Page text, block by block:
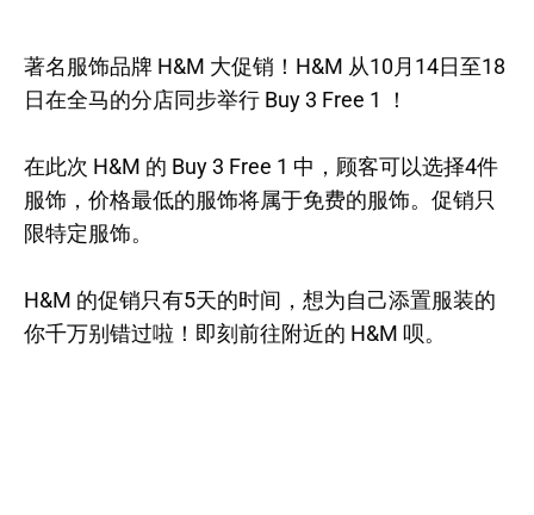
著名服饰品牌 H&M 大促销！H&M 从10月14日至18
日在全马的分店同步举行 Buy 3 Free 1 ！
在此次 H&M 的 Buy 3 Free 1 中，顾客可以选择4件
服饰，价格最低的服饰将属于免费的服饰。促销只
限特定服饰。
H&M 的促销只有5天的时间，想为自己添置服装的
你千万别错过啦！即刻前往附近的 H&M 呗。